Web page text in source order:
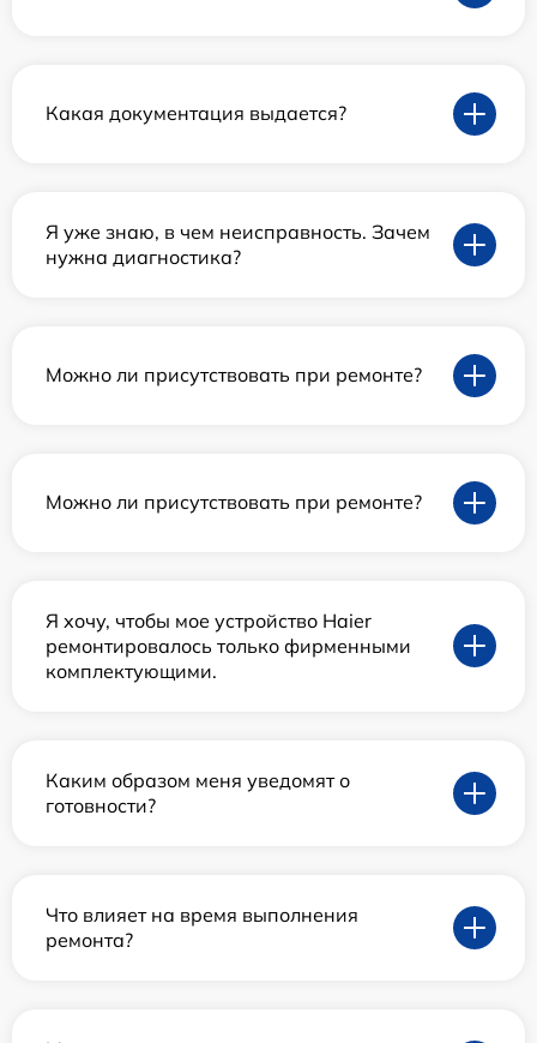
Какая документация выдается?
Я уже знаю, в чем неисправность. Зачем
нужна диагностика?
Можно ли присутствовать при ремонте?
Можно ли присутствовать при ремонте?
Я хочу, чтобы мое устройство Haier
ремонтировалось только фирменными
комплектующими.
Каким образом меня уведомят о
готовности?
Что влияет на время выполнения
ремонта?